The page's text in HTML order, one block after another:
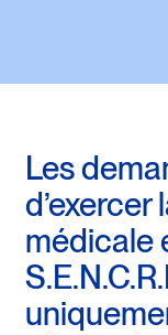
Les
médicale